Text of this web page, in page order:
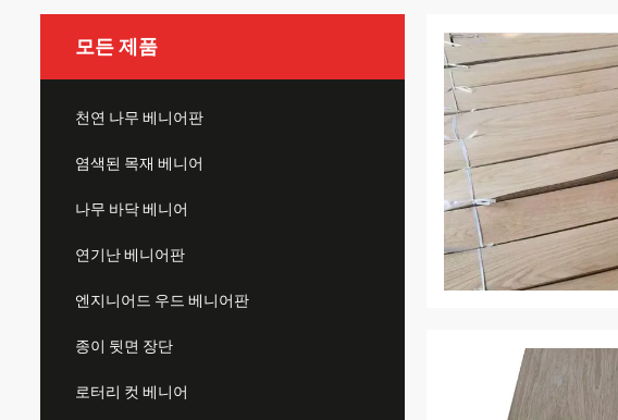
모든 제품
천연 나무 베니어판
염색된 목재 베니어
나무 바닥 베니어
연기난 베니어판
엔지니어드 우드 베니어판
종이 뒷면 장단
로터리 컷 베니어